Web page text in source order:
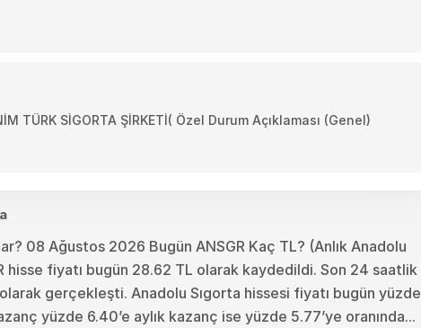
SİGORTA ŞİRKETİ( Özel Durum Açıklaması (Genel)
08 Ağustos 2026 Bugün ANSGR Kaç TL? (Anlık Anadolu
hisse fiyatı bugün 28.62 TL olarak kaydedildi. Son 24 saatlik
gerçekleşti. Anadolu Sıgorta hissesi fiyatı bugün yüzde
yüzde 6.40’e aylık kazanç ise yüzde 5.77’ye oranında...